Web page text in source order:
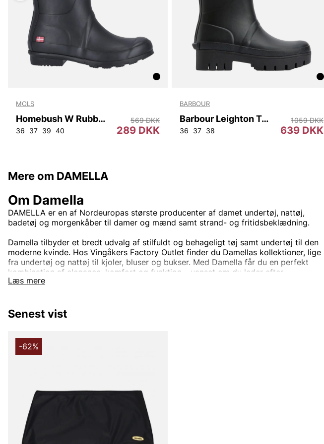
MOLS
Homebush W Rubber Boot
36 37 39 40 289 DKK
569 DKK
BARBOUR
Barbour Leighton Tall Welly
36 37 38 639 DKK
1059 DKK
Mere om DAMELLA
Læs mere
Om Damella
DAMELLA er en af Nordeuropas største producenter af damet undertøj, nattøj,
badetøj og morgenkåber til damer og mænd samt strand- og fritidsbeklædning.
Damella tilbyder et bredt udvalg af stilfuldt og behageligt tøj samt undertøj til den
moderne kvinde. Hos Vingåkers Factory Outlet finder du Damellas kollektioner, lige
fra undertøj og nattøj til kjoler, bluser og bukser. Med Damella får du en perfekt
kombination af elegance, komfort og funktion – uanset om du leder efter
hverdagsklæder eller noget særligt til fest eller afslappende stunder derhjemme.
giver både pasform og komfort. Uanset om du leder efter tøj til arbejde, til fest eller
Senest vist
-62%